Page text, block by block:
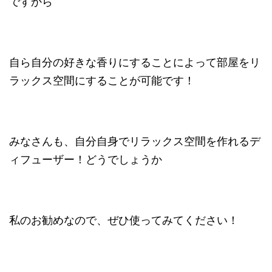
自ら自分の好きな香りにすることによって部屋をリ
ラックス空間にすることが可能です！
みなさんも、自分自身でリラックス空間を作れるデ
ィフューザー！どうでしょうか
私のお勧めなので、ぜひ使ってみてください！